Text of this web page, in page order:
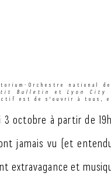
Orchestre national
Bulletin etLyon City
est de s'ouvrir à tous,
3 octobre à partir de
jamais vu (et
extravagance et